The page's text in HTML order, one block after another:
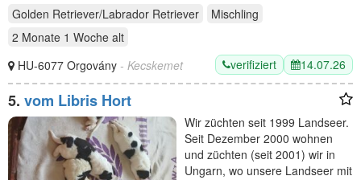
Golden Retriever/Labrador Retriever
Mischling
2 Monate 1 Woche alt
HU-6077 Orgovány - Kecskemet verifiziert 14.07.26
5. vom Libris Hort
Wir züchten seit 1999 Landseer.
Seit Dezember 2000 wohnen
und züchten (seit 2001) wir in
Ungarn, wo unsere Landseer mit